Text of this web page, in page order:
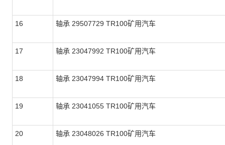
16 轴承 29507729 TR100矿用汽车
17 轴承 23047992 TR100矿用汽车
18 轴承 23047994 TR100矿用汽车
19 轴承 23041055 TR100矿用汽车
20 轴承 23048026 TR100矿用汽车